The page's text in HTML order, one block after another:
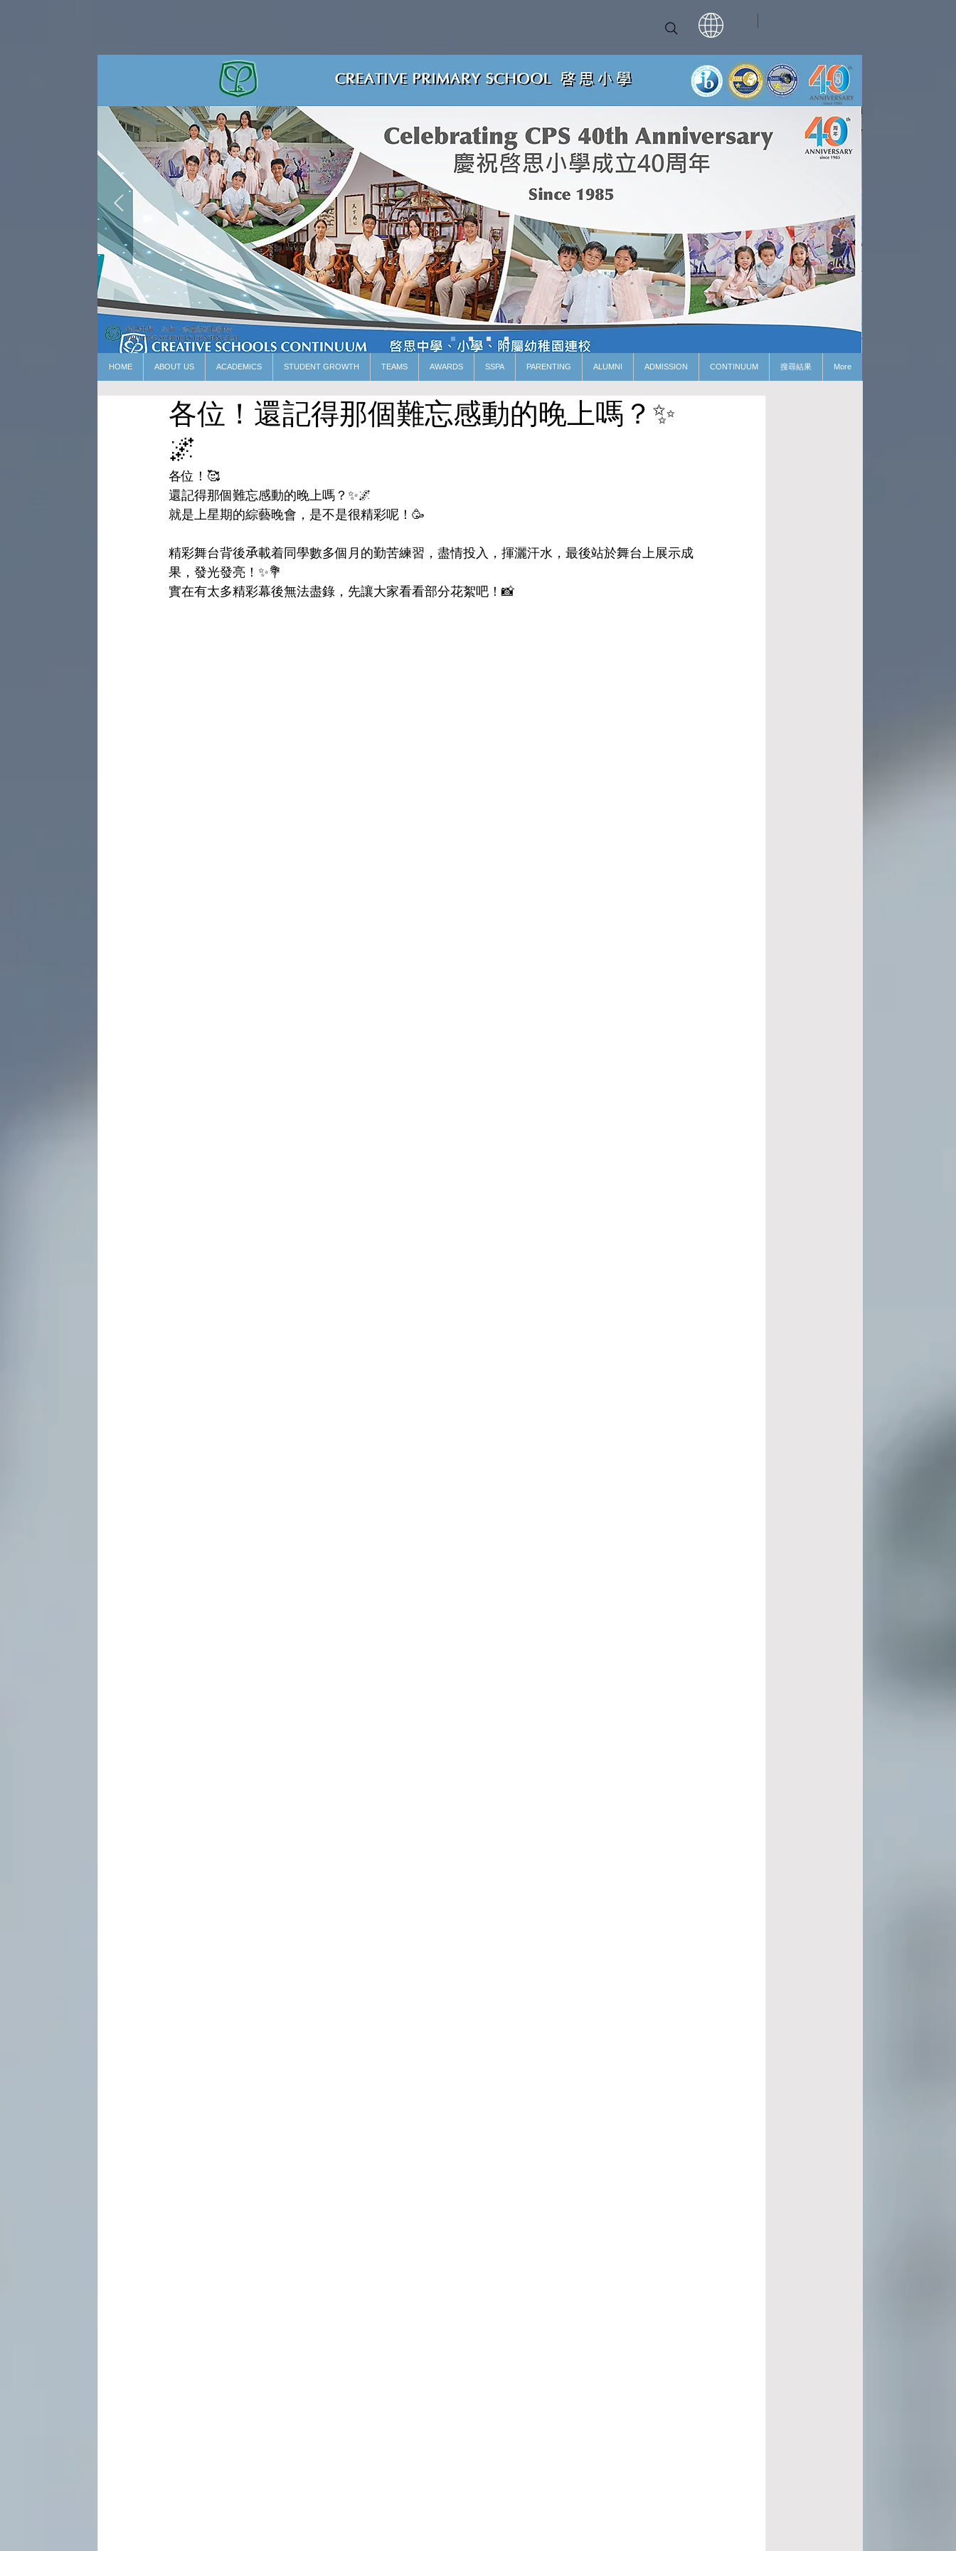
HOME ABOUT US ACADEMICS STUDENT GROWTH TEAMS AWARDS SSPA PARENTING ALUMNI ADMISSION CONTINUUM 搜尋結果 More
各位！還記得那個難忘感動的晚上嗎？✨
🌌
各位！🥰
還記得那個難忘感動的晚上嗎？✨🌌
就是上星期的綜藝晚會，是不是很精彩呢！🥳
精彩舞台背後𠄘載着同學數多個月的勤苦練習，盡情投入，揮灑汗水，最後站於舞台上展示成
果，發光發亮！✨💐
實在有太多精彩幕後無法盡錄，先讓大家看看部分花絮吧！📸